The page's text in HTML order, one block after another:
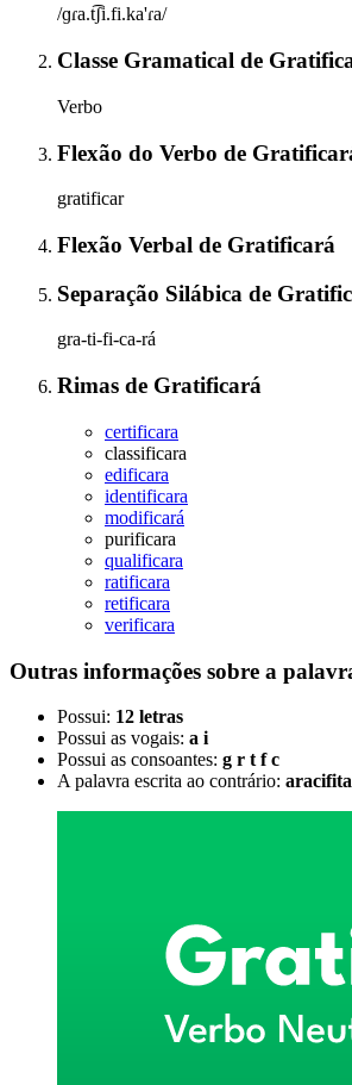
/ɡɾa.t͡ʃi.fi.ka'ɾa/
Classe Gramatical de
Verbo
Flexão do Verbo de
gratificar
Flexão Verbal de Gratificará
Separação Silábica de
gra-ti-fi-ca-rá
Rimas de Gratificará
certificara
classificara
edificara
identificara
modificará
purificara
qualificara
ratificara
retificara
verificara
Outras informações sobre a
Possui: 12 letras
Possui as vogais: a i
Possui as consoantes: g r t f c
A palavra escrita ao contrário: